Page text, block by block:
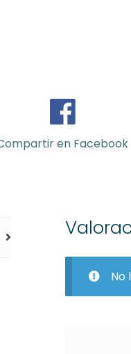
en Facebook
No